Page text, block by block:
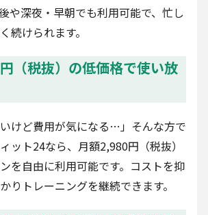
や深夜・早朝でも利用可能で、忙し
続けられます。
（税抜）の低価格で使い放
いけど費用が気になる…」そんな方で
ット24なら、月額2,980円（税抜）
を自由に利用可能です。コストを抑
りトレーニングを継続できます。